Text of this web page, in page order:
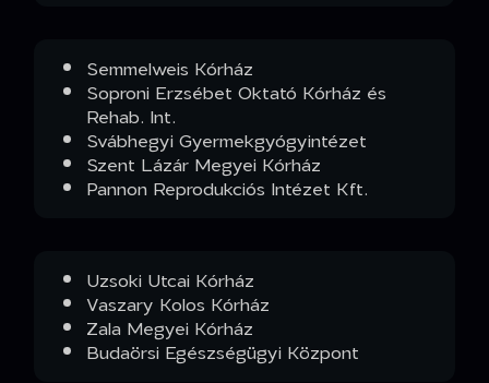
Semmelweis Kórház
Soproni Erzsébet Oktató Kórház és
Rehab. Int.
Svábhegyi Gyermekgyógyintézet
Szent Lázár Megyei Kórház
Pannon Reprodukciós Intézet Kft.
Uzsoki Utcai Kórház
Vaszary Kolos Kórház
Zala Megyei Kórház
Budaörsi Egészségügyi Központ